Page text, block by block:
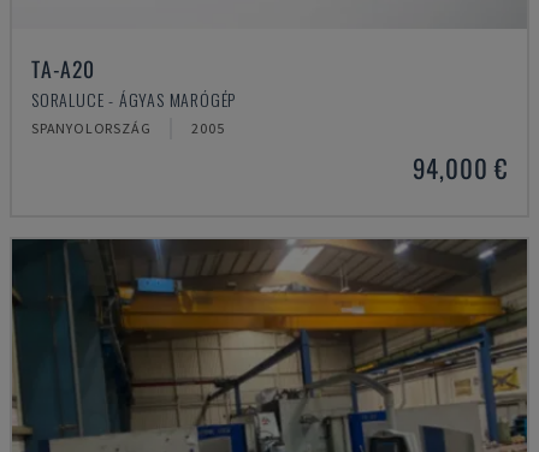
TA-A20
SORALUCE - ÁGYAS MARÓGÉP
SPANYOLORSZÁG 2005
94,000 €